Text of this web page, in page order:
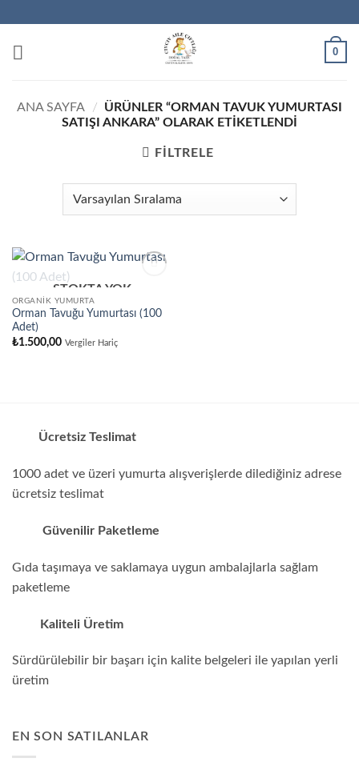
0
ANA SAYFA /
ÜRÜNLER “ORMAN TAVUK YUMURTASI
SATIŞI ANKARA” OLARAK ETIKETLENDI
FILTRELE
STOKTA YOK
ORGANIK YUMURTA
Orman Tavuğu Yumurtası (100
Adet)
₺1.500,00 Vergiler Hariç
Ücretsiz Teslimat
1000 adet ve üzeri yumurta alışverişlerde dilediğiniz adrese
ücretsiz teslimat
Güvenilir Paketleme
Gıda taşımaya ve saklamaya uygun ambalajlarla sağlam
paketleme
Kaliteli Üretim
Sürdürülebilir bir başarı için kalite belgeleri ile yapılan yerli
üretim
EN SON SATILANLAR